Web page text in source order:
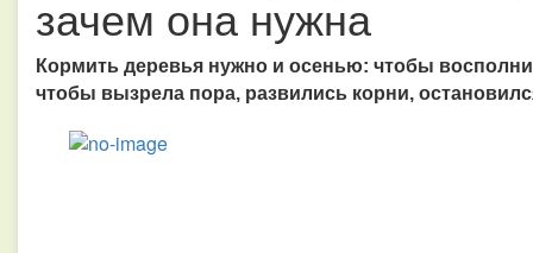
зачем она нужна
Кормить деревья нужно и осенью: чтобы
чтобы вызрела пора, развились корни,